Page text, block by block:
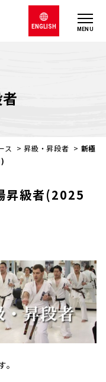
MENU
ENGLISH
ス >昇級・昇段者 > 新極
昇級者(2025